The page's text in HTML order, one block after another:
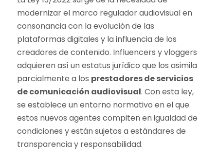
modernizar el marco regulador audiovisual en
consonancia con la evolución de las
plataformas digitales y la influencia de los
creadores de contenido. Influencers y vloggers
adquieren así un estatus jurídico que los asimila
parcialmente a los prestadores de servicios
de comunicación audiovisual. Con esta ley,
se establece un entorno normativo en el que
estos nuevos agentes compiten en igualdad de
condiciones y están sujetos a estándares de
transparencia y responsabilidad.